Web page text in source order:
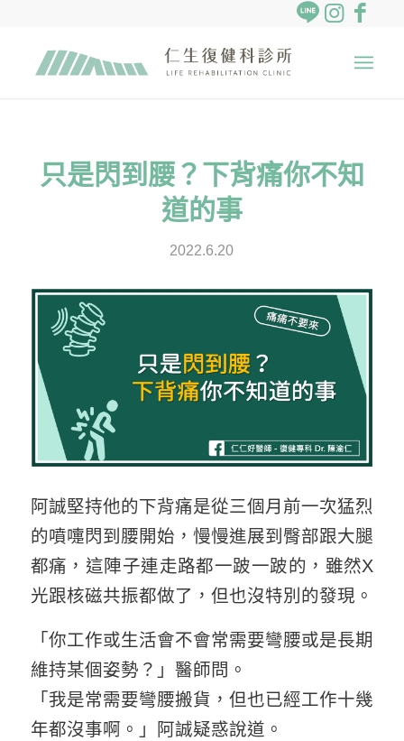
只是閃到腰？下背痛你不知
道的事
2022.6.20
阿誠堅持他的下背痛是從三個月前一次猛烈
的噴嚏閃到腰開始，慢慢進展到臀部跟大腿
都痛，這陣子連走路都一跛一跛的，雖然X
光跟核磁共振都做了，但也沒特別的發現。
「你工作或生活會不會常需要彎腰或是長期
維持某個姿勢？」醫師問。
「我是常需要彎腰搬貨，但也已經工作十幾
年都沒事啊。」阿誠疑惑說道。